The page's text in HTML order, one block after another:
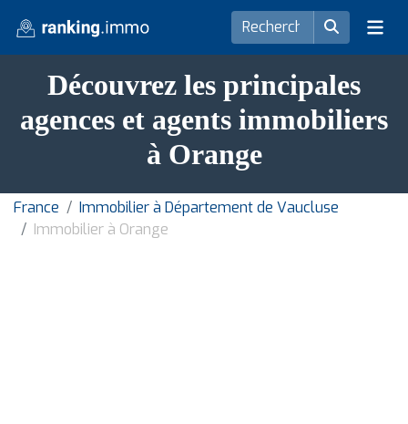
Découvrez les principales
agences et agents immobiliers
à Orange
France
Immobilier à Département de Vaucluse
Immobilier à Orange